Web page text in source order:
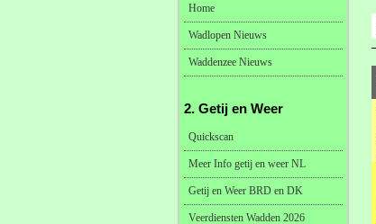
Home
Wadlopen Nieuws
Waddenzee Nieuws
2. Getij en Weer
Quickscan
Meer Info getij en weer NL
Getij en Weer BRD en DK
Veerdiensten Wadden 2026